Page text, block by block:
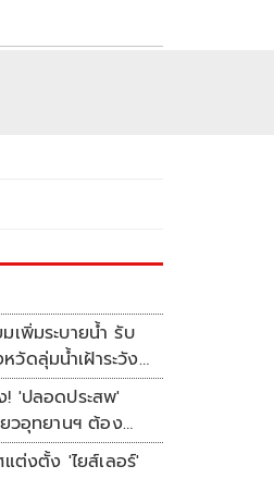
มเพิ่มระบายน้ำ รับ
ดลุ่มน้ำเฝ้าระวัง
! 'ปลอดประสพ'
ยวอุทยานฯ ต้อง
ให้ได้
แต่งตั้ง 'ไยส์เลอร์'